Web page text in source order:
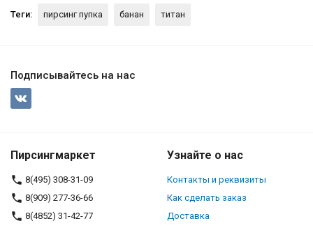
Теги: пирсинг пупка банан титан
Подписывайтесь на нас
Пирсингмаркет
8(495) 308-31-09
8(909) 277-36-66
8(4852) 31-42-77
Узнайте о нас
Контакты и реквизиты
Как сделать заказ
Доставка